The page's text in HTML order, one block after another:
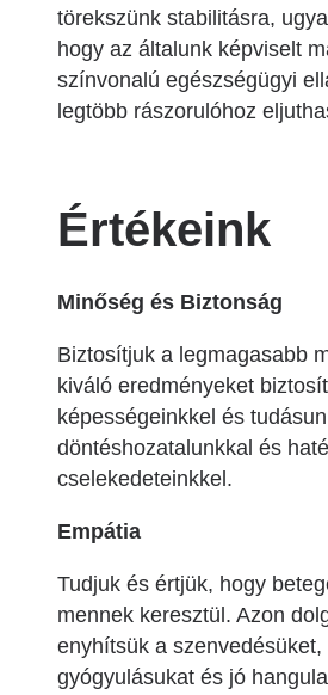
törekszünk stabilitásra,
hogy az általunk képviselt
színvonalú egészségügyi
legtöbb rászorulóhoz
Értékeink
Minőség és Biztonság
Biztosítjuk a legmagasabb
kiváló eredményeket
képességeinkkel és
döntéshozatalunkkal és
cselekedeteinkkel.
Empátia
Tudjuk és értjük, hogy
mennek keresztül. Azon
enyhítsük a
gyógyulásukat és jó